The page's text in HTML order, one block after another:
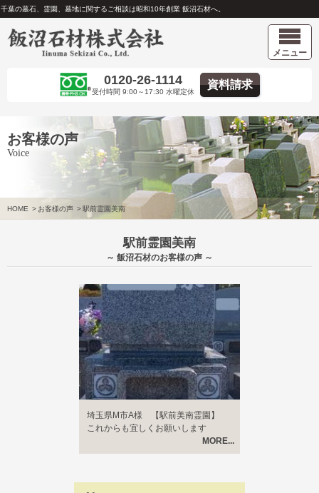
千葉の墓石、霊園、墓地に関するご相談は昭和10年創業 飯沼石材へ。
メニュー
0120-26-1114
受付時間 9:00～17:30 水曜定休
資料請求
お客様の声
Voice
HOME > お客様の声 >駅前霊園美南
駅前霊園美南
～ 飯沼石材のお客様の声 ～
埼玉県M市A様 【駅前美南霊園】
これからも宜しくお願いします
MORE...